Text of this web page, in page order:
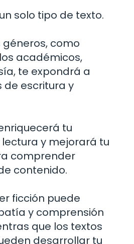
solo tipo de texto.
como
académicos,
te expondrá a
de escritura y
tu
y mejorará tu
comprender
contenido.
ficción puede
y comprensión
que los textos
desarrollar tu